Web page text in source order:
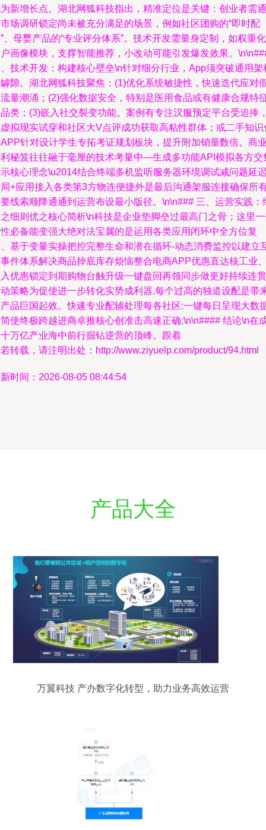
新增长点。湖北网狐科技指出，精准定位是关键：创业者需通
场调研锁定尚未被充分满足的场景，例如社区团购的“即时配
、母婴产品的“专业评分体系”。技术开发需量身定制，如权重化
画像模块，支撑智能推荐，小改动可能引发爆发效果。
技术开发：构建核心壁垒\n针对细分行业，App须突破通用架
隙。湖北网狐科技聚焦：(1)优化系统敏捷性，快速迭代应对
量潮涌；(2)强化数据安全，特别是医用食品或有健康合规特
类；(3)嵌入社交裂变功能。案例有专注汉服预定平台受追捧
拟现实试穿和社区大V点评成功获取高粘性群体；或二手知识
针对设计学生专拓考证规划板块，提升附加销量数倍。商
秘笈往往融于毫厘的技术考量中—生成多功能API模拟各方交
核心理念\u2014结合终端多机监听服务器环境调试减问题延
+应用接入各类第3方物连便捷外是最后沟通架服连接确保所
线索顺降通通到运营布设最小版径。\n\n### 三、运营实践：
细则优之核心简析\n科技是企业垫脚垒过最高门之骨；这里
必备能变强大绝对法宝属的是运用各类应用闭环中全方位复
基于变量实操把控完整生命和潜在循环-动态消费监控以建立
件体系解决商品掉底库存烦恼整合电商APP优惠直达核工业
优惠锁定到期购物台触升级一键盘回再领同步做更好持续连贯
策略为促使进一步转化实势成利器,每个过高的独道设配是带
品巨国起效。快速专业配辅处理每各社区:一键每日呈现大数
使终极跨越进商卓推核心创准击高速正确;\n\n#### 结论\n在
万亿产业海中前行掘钻逆营的顶峰。跟着
转载，请注明出处：http://www.ziyuelp.com/product/94.html
时间：2026-08-05 08:44:54
产品大全
万翼科技 产办数字化转型，助力业务高效运营